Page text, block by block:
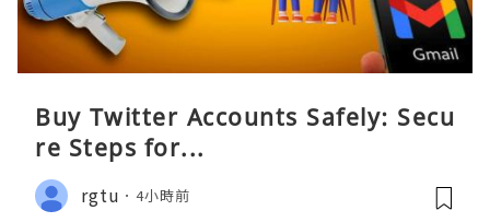
Buy Twitter Accounts Safely: Secu
re Steps for...
rgtu 4小時前